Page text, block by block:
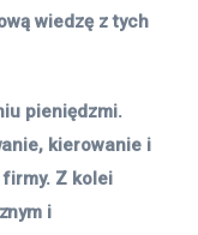
wiedzę z tych
pieniędzmi.
kierowanie i
Z kolei
i